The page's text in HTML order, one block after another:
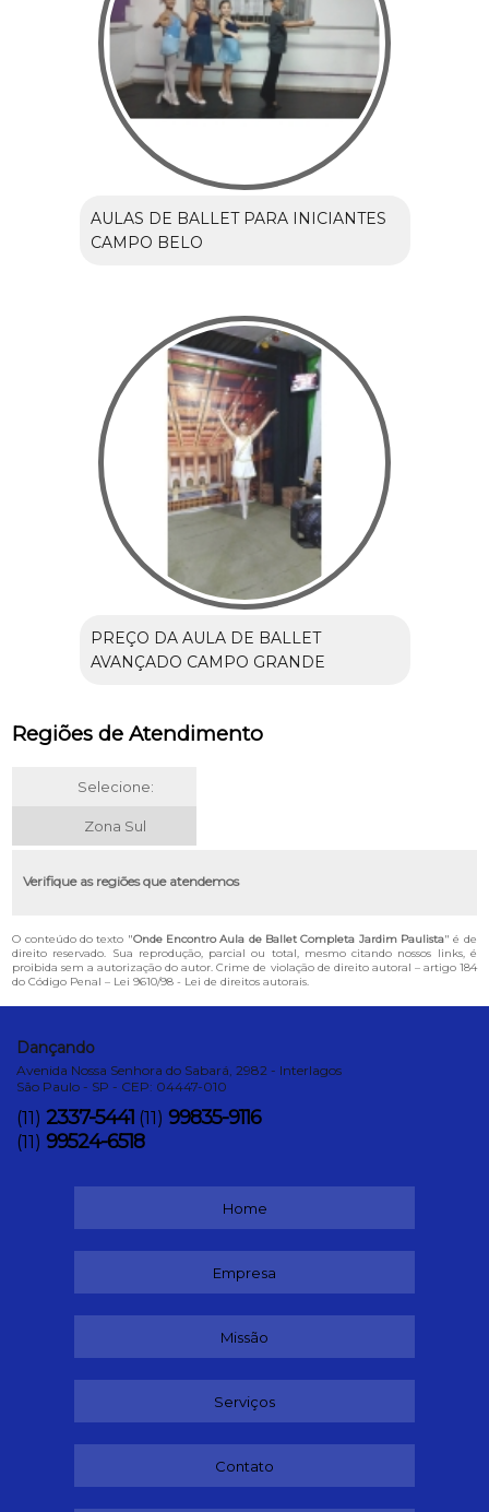
AULAS DE BALLET PARA INICIANTES
CAMPO BELO
PREÇO DA AULA DE BALLET
AVANÇADO CAMPO GRANDE
Regiões de Atendimento
Selecione:
Zona Sul
Verifique as regiões que atendemos
O conteúdo do texto "Onde Encontro Aula de Ballet Completa Jardim Paulista" é de
direito reservado. Sua reprodução, parcial ou total, mesmo citando nossos links, é
proibida sem a autorização do autor. Crime de violação de direito autoral – artigo 184
do Código Penal – Lei 9610/98 - Lei de direitos autorais.
Dançando
Avenida Nossa Senhora do Sabará, 2982 - Interlagos
São Paulo - SP - CEP: 04447-010
(11) 2337-5441 (11) 99835-9116
(11) 99524-6518
Home
Empresa
Missão
Serviços
Contato